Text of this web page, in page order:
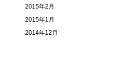
2015年2月
2015年1月
2014年12月